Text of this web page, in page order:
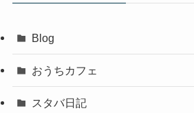
Blog
おうちカフェ
スタバ日記